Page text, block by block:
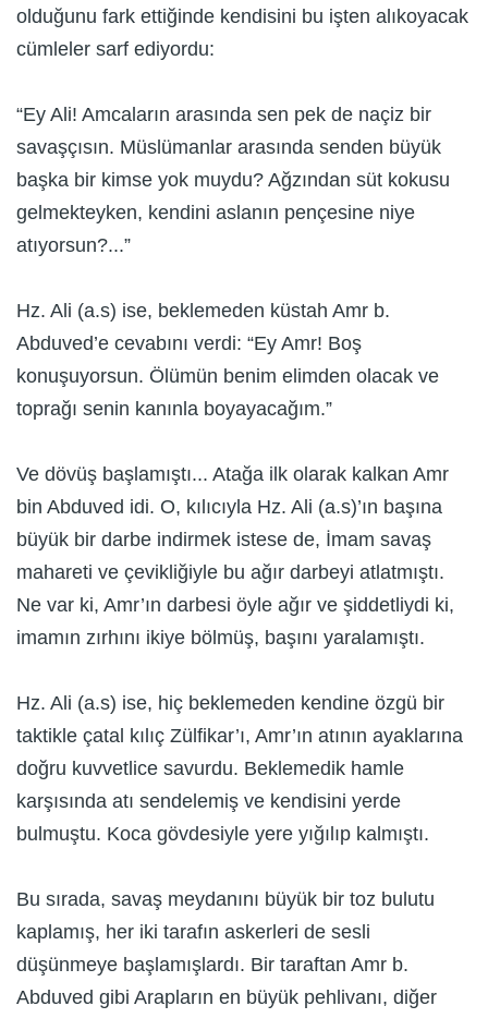
olduğunu fark ettiğinde kendisini bu işten alıkoyacak
cümleler sarf ediyordu:
“Ey Ali! Amcaların arasında sen pek de naçiz bir
savaşçısın. Müslümanlar arasında senden büyük
başka bir kimse yok muydu? Ağzından süt kokusu
gelmekteyken, kendini aslanın pençesine niye
atıyorsun?...”
Hz. Ali (a.s) ise, beklemeden küstah Amr b.
Abduved’e cevabını verdi: “Ey Amr! Boş
konuşuyorsun. Ölümün benim elimden olacak ve
toprağı senin kanınla boyayacağım.”
Ve dövüş başlamıştı... Atağa ilk olarak kalkan Amr
bin Abduved idi. O, kılıcıyla Hz. Ali (a.s)’ın başına
büyük bir darbe indirmek istese de, İmam savaş
mahareti ve çevikliğiyle bu ağır darbeyi atlatmıştı.
Ne var ki, Amr’ın darbesi öyle ağır ve şiddetliydi ki,
imamın zırhını ikiye bölmüş, başını yaralamıştı.
Hz. Ali (a.s) ise, hiç beklemeden kendine özgü bir
taktikle çatal kılıç Zülfikar’ı, Amr’ın atının ayaklarına
doğru kuvvetlice savurdu. Beklemedik hamle
karşısında atı sendelemiş ve kendisini yerde
bulmuştu. Koca gövdesiyle yere yığılıp kalmıştı.
Bu sırada, savaş meydanını büyük bir toz bulutu
kaplamış, her iki tarafın askerleri de sesli
düşünmeye başlamışlardı. Bir taraftan Amr b.
Abduved gibi Arapların en büyük pehlivanı, diğer